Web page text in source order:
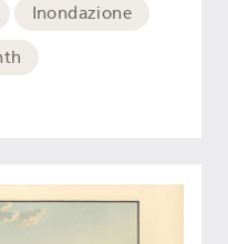
Inondazione